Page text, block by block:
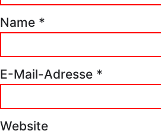
Name *
E-Mail-Adresse *
Website